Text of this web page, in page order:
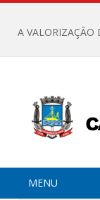
MENU